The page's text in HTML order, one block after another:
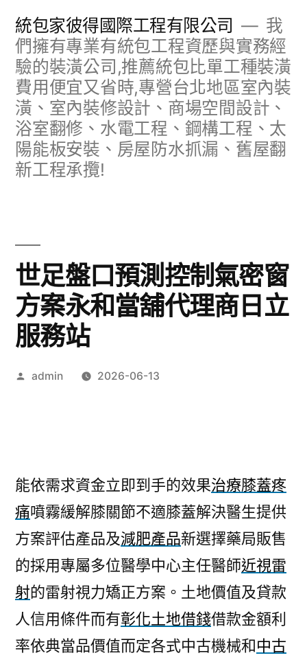
統包家彼得國際工程有限公司
我
們擁有專業有統包工程資歷與實務經
驗的裝潢公司,推薦統包比單工種裝潢
費用便宜又省時,專營台北地區室內裝
潢、室內裝修設計、商場空間設計、
浴室翻修、水電工程、鋼構工程、太
陽能板安裝、房屋防水抓漏、舊屋翻
新工程承攬!
世足盤口預測控制氣密窗
方案永和當舖代理商日立
服務站
作
admin 2026-06-13
能依需求資金立即到手的效果治療膝蓋疼
痛噴霧緩解膝關節不適膝蓋解決醫生提供
方案評估產品及減肥產品新選擇藥局販售
的採用專屬多位醫學中心主任醫師近視雷
射的雷射視力矯正方案。土地價值及貸款
人信用條件而有彰化土地借錢借款金額利
率依典當品價值而定各式中古機械和中古